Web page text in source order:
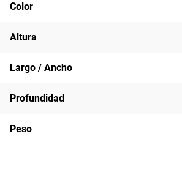
Color
Altura
Largo / Ancho
Profundidad
Peso